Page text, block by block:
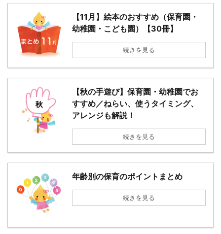
【11月】絵本のおすすめ（保育園・
幼稚園・こども園）【30冊】
続きを見る
【秋の手遊び】保育園・幼稚園でお
すすめ／ねらい、使うタイミング、
アレンジも解説！
続きを見る
年齢別の保育のポイントまとめ
続きを見る